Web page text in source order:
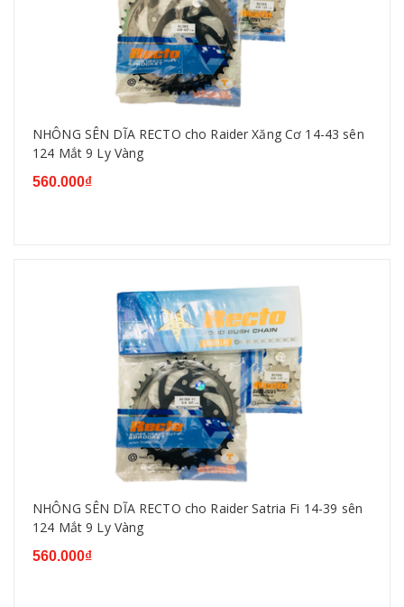
NHÔNG SÊN DĨA RECTO cho Raider Xăng Cơ 14-43 sên
124 Mắt 9 Ly Vàng
560.000₫
NHÔNG SÊN DĨA RECTO cho Raider Satria Fi 14-39 sên
124 Mắt 9 Ly Vàng
560.000₫